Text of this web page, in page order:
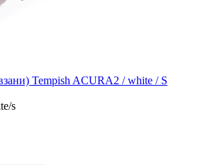
Tempish ACURA2 / white / S
s